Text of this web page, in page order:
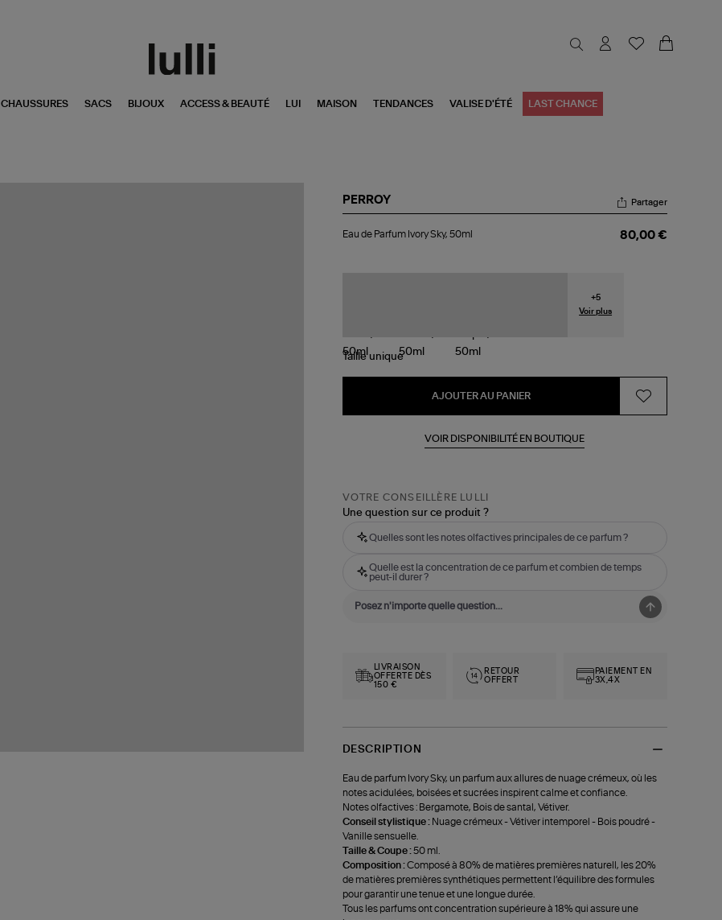
CHAUSSURES SACS BIJOUX ACCESS & BEAUTÉ LUI MAISON TENDANCES VALISE D'ÉTÉ LAST CHANCE
PERROY
de
Partager
Eau de Parfum Ivory Sky, 50ml 80,00 €
+5
Voir plus
Tailleunique
AJOUTER AU PANIER
VOIR DISPONIBILITÉ EN BOUTIQUE
VOTRE CONSEILLÈRE LULLI
Une question sur ce produit ?
Quelles sont les notes olfactives principales de ce parfum ?
Quelle est la concentration de ce parfum et combien de temps
peut-il durer ?
LIVRAISON
OFFERTE DÈS
150 €
RETOUR
OFFERT
PAIEMENT EN
3X,4X
DESCRIPTION
Eau de parfum Ivory Sky, un parfum aux allures de nuage crémeux, où les
notes acidulées, boisées et sucrées inspirent calme et confiance.
Notes olfactives : Bergamote, Bois de santal, Vétiver.
Conseil stylistique : Nuage crémeux - Vétiver intemporel - Bois poudré -
Vanille sensuelle.
Taille & Coupe :50 ml.
Composition :Composé à 80% de matières premières naturell, les 20%
de matières premières synthétiques permettent l’équilibre des formules
pour garantir une tenue et une longue durée.
Tous les parfums ont concentration supérieure à 18% qui assure une